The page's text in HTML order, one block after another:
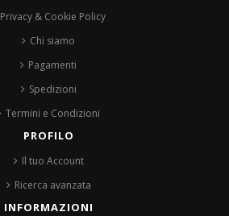
Privacy & Cookie Policy
Chi siamo
Pagamenti
Spedizioni
Termini e Condizioni
PROFILO
Il tuo Account
Ricerca avanzata
INFORMAZIONI